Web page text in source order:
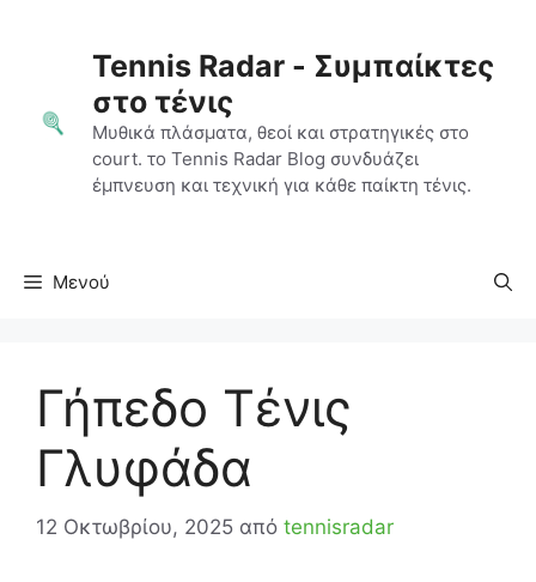
περιεχόμενοTennis Radar - Συμπαίκτες
στο τένις
Μυθικά πλάσματα, θεοί και στρατηγικές στο
court. το Tennis Radar Blog συνδυάζει
έμπνευση και τεχνική για κάθε παίκτη τένις.
Μενού
Γήπεδο Τένις
Γλυφάδα
12 Οκτωβρίου, 2025 από tennisradar